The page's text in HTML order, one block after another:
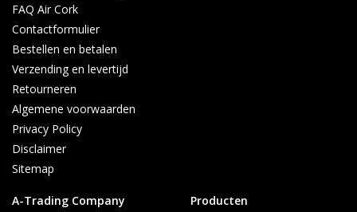
FAQ Air Cork
Contactformulier
Bestellen en betalen
Verzending en levertijd
Retourneren
Algemene voorwaarden
Privacy Policy
Disclaimer
Sitemap
A-Trading Company
Producten